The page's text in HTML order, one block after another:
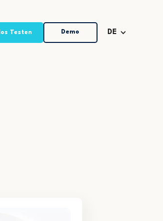
Testen Demo DE